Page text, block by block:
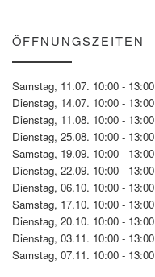
ÖFFNUNGSZEITEN
Samstag, 11.07. 10:00 - 13:00
Dienstag, 14.07. 10:00 - 13:00
Dienstag, 11.08. 10:00 - 13:00
Dienstag, 25.08. 10:00 - 13:00
Samstag, 19.09. 10:00 - 13:00
Dienstag, 22.09. 10:00 - 13:00
Dienstag, 06.10. 10:00 - 13:00
Samstag, 17.10. 10:00 - 13:00
Dienstag, 20.10. 10:00 - 13:00
Dienstag, 03.11. 10:00 - 13:00
Samstag, 07.11. 10:00 - 13:00